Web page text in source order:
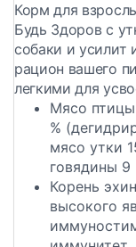
Корм для
Будь Здоров с
собаки и усилит
рацион вашего
легкими для
Мясо птицы
%
мясо утки
говядины 9
Корень
высокого